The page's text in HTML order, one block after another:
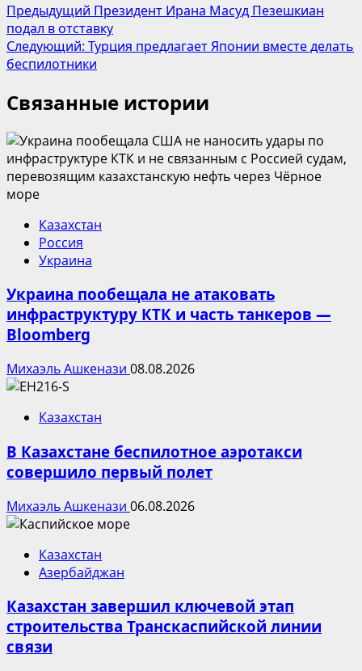
Предыдущий Президент Ирана Масуд Пезешкиан
подал в отставку
Следующий: Турция предлагает Японии вместе делать
беспилотники
Связанные истории
Казахстан
Россия
Украина
Украина пообещала не атаковать
инфраструктуру КТК и часть танкеров —
Bloomberg
Михаэль Ашкенази 08.08.2026
Казахстан
В Казахстане беспилотное аэротакси
совершило первый полет
Михаэль Ашкенази 06.08.2026
Казахстан
Азербайджан
Казахстан завершил ключевой этап
строительства Транскаспийской линии
связи